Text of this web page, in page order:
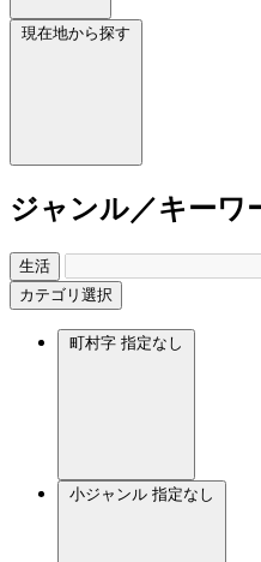
現在地から探す
ジャンル／キーワ
生活
カテゴリ選択
町村字 指定なし
小ジャンル 指定なし